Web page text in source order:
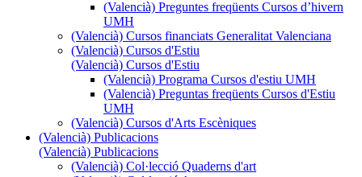
(Valencià) Preguntes freqüents Cursos d’hivern
UMH
(Valencià) Cursos financiats Generalitat Valenciana
(Valencià) Cursos d'Estiu
(Valencià) Cursos d'Estiu
(Valencià) Programa Cursos d'estiu UMH
(Valencià) Preguntas freqüents Cursos d'Estiu
UMH
(Valencià) Cursos d'Arts Escèniques
(Valencià) Publicacions
(Valencià) Publicacions
(Valencià) Col·lecció Quaderns d'art